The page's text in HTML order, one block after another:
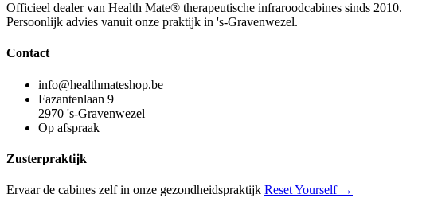
Officieel dealer van Health Mate® therapeutische infraroodcabines sinds 2010.
Persoonlijk advies vanuit onze praktijk in 's-Gravenwezel.
Contact
info@healthmateshop.be
Fazantenlaan 9
2970 's-Gravenwezel
Op afspraak
Zusterpraktijk
Ervaar de cabines zelf in onze gezondheidspraktijk Reset Yourself →